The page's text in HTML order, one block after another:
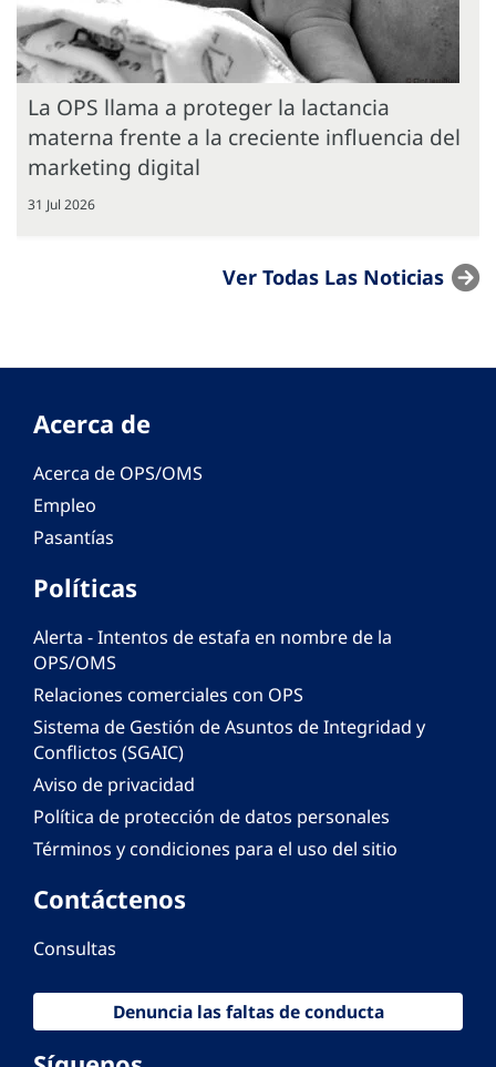
La OPS llama a proteger la lactancia
materna frente a la creciente influencia del
marketing digital
31 Jul 2026
Ver Todas Las Noticias
Acerca de
Acerca de OPS/OMS
Empleo
Pasantías
Políticas
Alerta - Intentos de estafa en nombre de la
OPS/OMS
Relaciones comerciales con OPS
Sistema de Gestión de Asuntos de Integridad y
Conflictos (SGAIC)
Aviso de privacidad
Política de protección de datos personales
Términos y condiciones para el uso del sitio
Contáctenos
Consultas
Denuncia las faltas de conducta